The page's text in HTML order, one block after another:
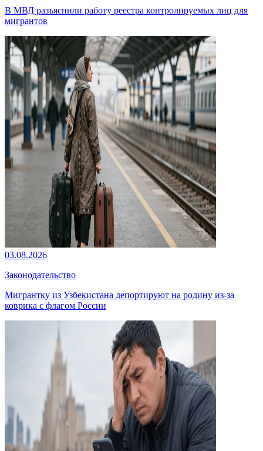
В МВД разъяснили работу реестра контролируемых лиц для
мигрантов
03.08.2026
Законодательство
Мигрантку из Узбекистана депортируют на родину из-за
коврика с флагом России